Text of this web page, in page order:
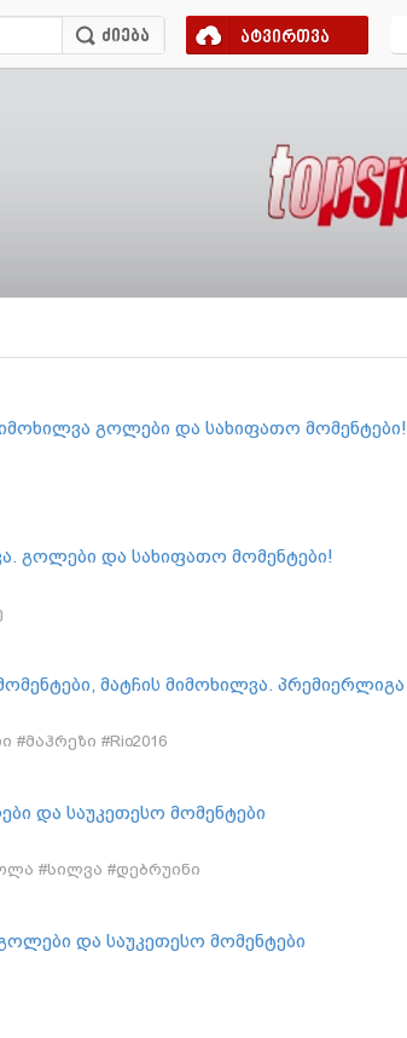
ატვირთვა
გოლები და სახიფათო მომენტები!
გოლები და სახიფათო მომენტები!
მატჩის მიმოხილვა. პრემიერლიგა
#Rio2016
და საუკეთესო მომენტები
#სილვა #დებრუინი
და საუკეთესო მომენტები